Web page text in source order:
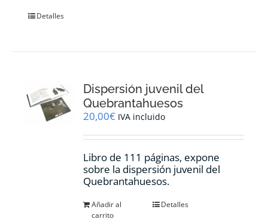
Detalles
Dispersión juvenil del
Quebrantahuesos
20,00€ IVA incluido
Libro de 111 páginas, expone
sobre la dispersión juvenil del
Quebrantahuesos.
Añadir al
carrito
Detalles